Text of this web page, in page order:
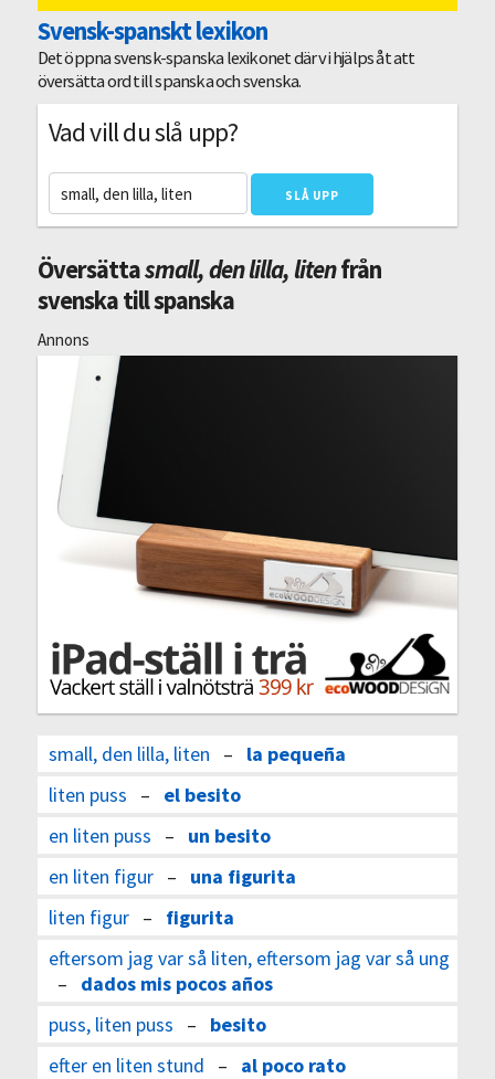
Svensk-spanskt lexikon
Det öppna svensk-spanska lexikonet där vi hjälps åt att
översätta ord till spanska och svenska.
Vad vill du slå upp?
Översättasmall, den lilla, litenfrån
svenska till spanska
Annons
small, den lilla, liten – la pequeña
liten puss – el besito
en liten puss – un besito
en liten figur– una figurita
liten figur– figurita
eftersom jag var så liten, eftersom jag var så ung
– dados mis pocos años
puss, liten puss – besito
efter en liten stund – al poco rato